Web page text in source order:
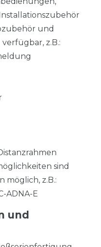
und
z.B.:
sind
möglich, z.B.:
ADNA-E
und